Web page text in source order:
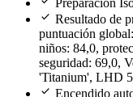
check Resultado de
puntuación
niños: 84,0,
seguridad: 69,0,
'Titanium', LHD
check Encendido